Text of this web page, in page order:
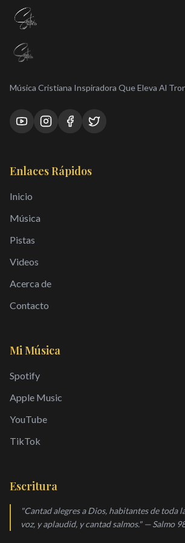
Música Cristiana Inspiradora Que Eleva Al
Enlaces Rápidos
Inicio
Música
Pistas
Videos
Acerca de
Contacto
Mi Música
Spotify
Apple Music
YouTube
TikTok
Escritura
"Cantad alegres a Dios, habitantes de toda
voz, y aplaudid, y cantad salmos." — Salmo